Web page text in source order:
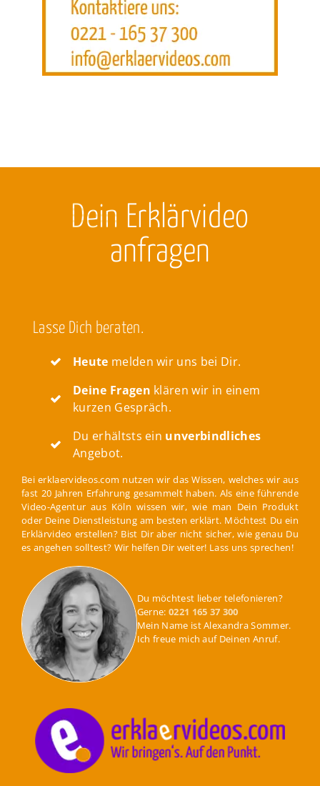
Dein Erklärvideo
anfragen
Lasse Dich beraten.
Heute melden wir uns bei Dir.
Deine Fragen klären wir in einem
kurzen Gespräch.
Du erhältsts ein unverbindliches
Angebot.
Bei erklaervideos.com nutzen wir das Wissen, welches wir aus
fast 20 Jahren Erfahrung gesammelt haben. Als eine führende
Video-Agentur aus Köln wissen wir, wie man Dein Produkt
oder Deine Dienstleistung am besten erklärt. Möchtest Du ein
Erklärvideo erstellen? Bist Dir aber nicht sicher, wie genau Du
es angehen solltest? Wir helfen Dir weiter! Lass uns sprechen!
Du möchtest lieber telefonieren?
Gerne: 0221 165 37 300
Mein Name ist Alexandra Sommer.
Ich freue mich auf Deinen Anruf.